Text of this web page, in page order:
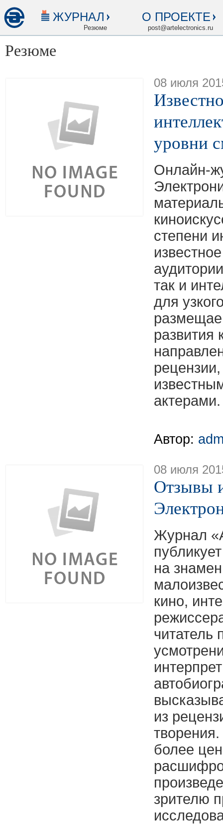
ЖУРНАЛ
Резюме
О ПРОЕКТЕ
post@artelectronics.ru
Резюме
08 июля
уровни
Онлайн-
степени
так и
для
развития
актерами.
Автор:
08 июля
Отзывы
Журнал
на
кино,
читатель
из
более
зрителю